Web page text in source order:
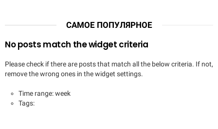
САМОЕ ПОПУЛЯРНОЕ
No posts match the widget criteria
Please check if there are posts that match all the below criteria. If not,
remove the wrong ones in the widget settings.
Time range: week
Tags: